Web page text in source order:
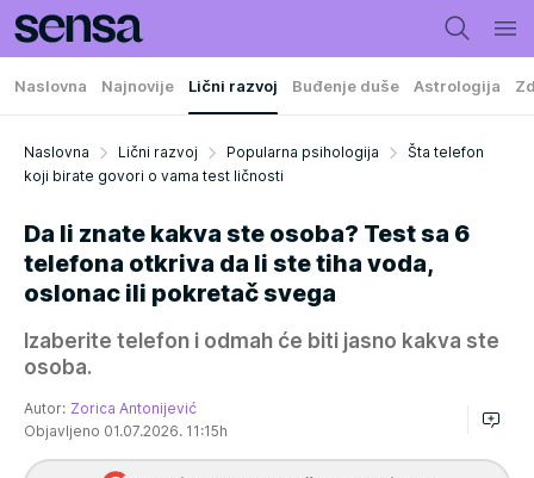
Naslovna Najnovije Lični razvoj Buđenje duše Astrologija
Naslovna Lični razvoj Popularna psihologija
Šta telefon
koji birate govori o vama test ličnosti
Da li znate kakva ste osoba? Test sa 6
telefona otkriva da li ste tiha voda,
oslonac ili pokretač svega
Izaberite telefon i odmah će biti jasno kakva ste
osoba.
Autor: Zorica Antonijević
Objavljeno 01.07.2026. 11:15h